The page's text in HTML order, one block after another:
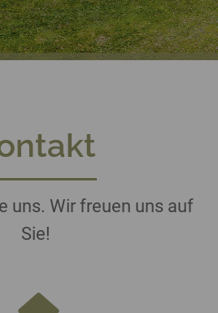
uns. Wir freuen uns auf
Sie!